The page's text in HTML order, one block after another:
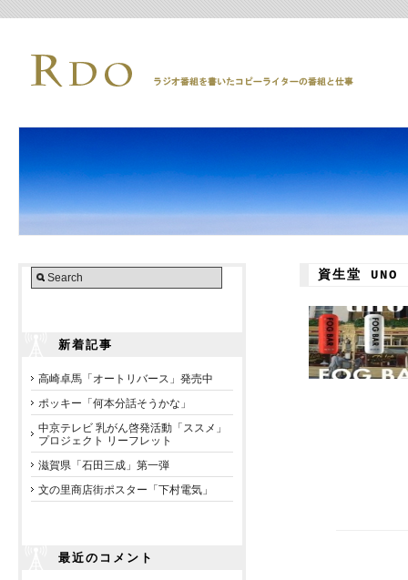
新着記事
高崎卓馬「オートリバース」発売中
ポッキー「何本分話そうかな」
中京テレビ 乳がん啓発活動「ススメ」
プロジェクト リーフレット
滋賀県「石田三成」第一弾
文の里商店街ポスター「下村電気」
最近のコメント
資生堂